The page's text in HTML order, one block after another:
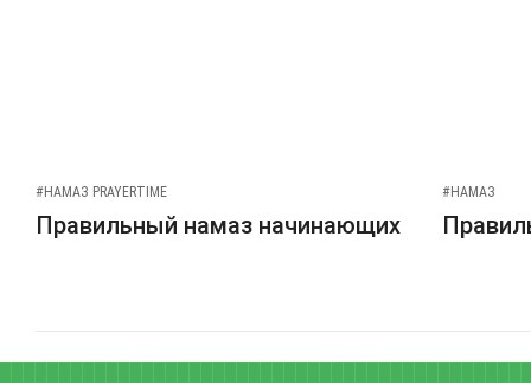
#НАМАЗ PRAYERTIME
Правильный намаз начинающих
#НАМАЗ